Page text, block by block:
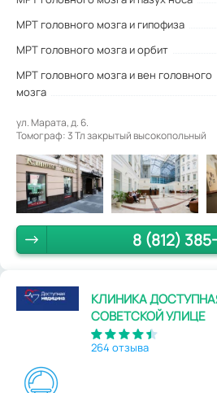
МРТ головного мозга и гипофиза
МРТ головного мозга и орбит
МРТ головного мозга и вен головного
мозга
ул. Марата, д. 6.
Томограф: 3 Тл закрытый высокопольный
8 (812)
КЛИНИКА
СОВЕТСКОЙ УЛИЦЕ
264 отзыва